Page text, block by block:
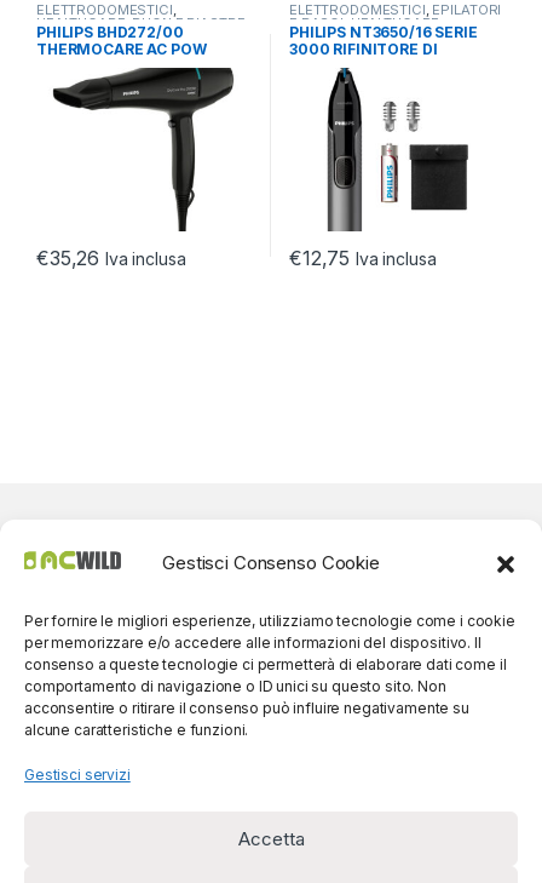
Gestisci Consenso Cookie
Per fornire le migliori esperienze, utilizziamo tecnologie come i cookie
per memorizzare e/o accedere alle informazioni del dispositivo. Il
consenso a queste tecnologie ci permetterà di elaborare dati come il
comportamento di navigazione o ID unici su questo sito. Non
acconsentire o ritirare il consenso può influire negativamente su
alcune caratteristiche e funzioni.
Gestisci servizi
Accetta
ELETTRODOMESTICI,
HEALTHCARE,PHON E PIASTRE
CAPELLI
PHILIPS BHD272/00
THERMOCARE AC POW
ASCIUGACAPELLI CURA
IONICA
€35,26 Iva inclusa
ELETTRODOMESTICI, EPILATORI
E RASOI, HEALTHCARE
PHILIPS NT3650/16 SERIE
3000 RIFINITORE DI
PRECISIONE0
€12,75 Iva inclusa